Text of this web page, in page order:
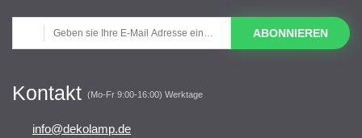
ABONNIEREN
Kontakt (Mo-Fr 9:00-16:00) Werktage
info@dekolamp.de